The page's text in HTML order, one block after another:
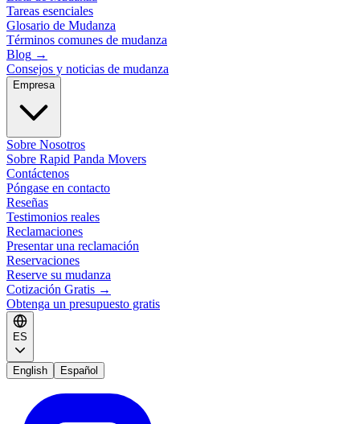
Tareas esenciales
Glosario de Mudanza
Términos comunes de mudanza
Blog →
Consejos y noticias de mudanza
Empresa
Sobre Nosotros
Sobre Rapid Panda Movers
Contáctenos
Póngase en contacto
Reseñas
Testimonios reales
Reclamaciones
Presentar una reclamación
Reservaciones
Reserve su mudanza
Cotización Gratis →
Obtenga un presupuesto gratis
ES
English Español